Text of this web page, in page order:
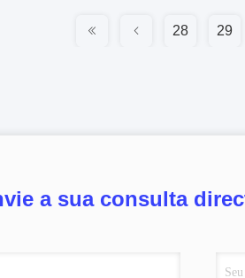
28 29
a sua consulta